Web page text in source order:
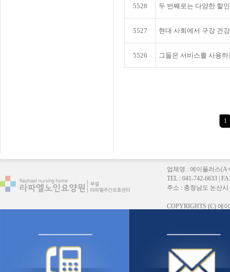
5528 두 번째로는 다양한 할
5527 현대 사회에서 구강 건
5526 그들은 서비스를 사용
1
업체명 : 에이플러스
TEL : 041-742-6633 |
주소 : 충청남도 논산시
COPYRIGHTS (C) 에